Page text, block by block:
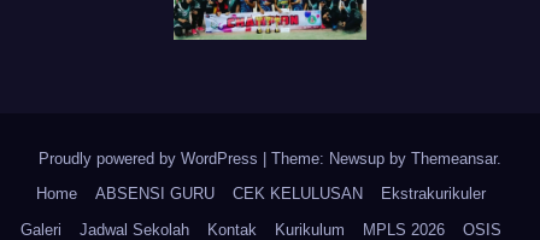
Proudly powered by WordPress | Theme: Newsup by Themeansar.
Home
ABSENSI GURU CEK KELULUSAN
Ekstrakurikuler
Galeri
Jadwal Sekolah Kontak Kurikulum MPLS 2026 OSIS